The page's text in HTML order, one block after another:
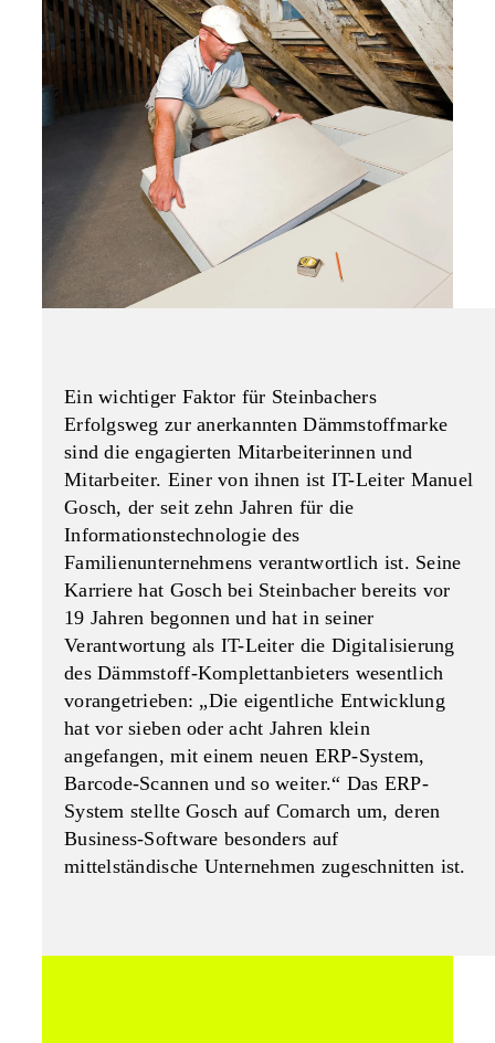
Ein wichtiger Faktor für Steinbachers
Erfolgsweg zur anerkannten Dämmstoffmarke
sind die engagierten Mitarbeiterinnen und
Mitarbeiter. Einer von ihnen ist IT-Leiter Manuel
Gosch, der seit zehn Jahren für die
Informationstechnologie des
Familienunternehmens verantwortlich ist. Seine
Karriere hat Gosch bei Steinbacher bereits vor
19 Jahren begonnen und hat in seiner
Verantwortung als IT-Leiter die Digitalisierung
des Dämmstoff-Komplettanbieters wesentlich
vorangetrieben: „Die eigentliche Entwicklung
hat vor sieben oder acht Jahren klein
angefangen, mit einem neuen ERP-System,
Barcode-Scannen und so weiter.“ Das ERP-
System stellte Gosch auf Comarch um, deren
Business-Software besonders auf
mittelständische Unternehmen zugeschnitten ist.